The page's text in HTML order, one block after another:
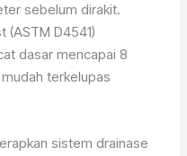
sebelum dirakit.
D4541)
dasar mencapai 8
terkelupas
sistem drainase